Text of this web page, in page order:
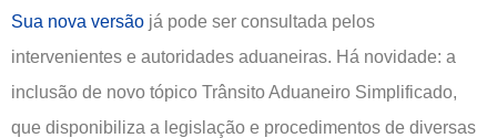
Sua nova versão já pode ser consultada pelos
intervenientes e autoridades aduaneiras. Há novidade: a
inclusão de novo tópico Trânsito Aduaneiro Simplificado,
que disponibiliza a legislação e procedimentos de diversas